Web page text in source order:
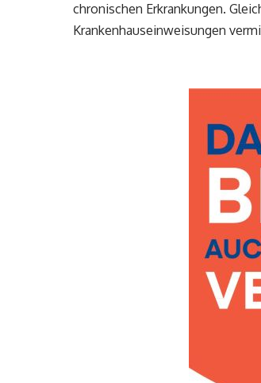
chronischen Erkrankungen.
Krankenhauseinweisungen